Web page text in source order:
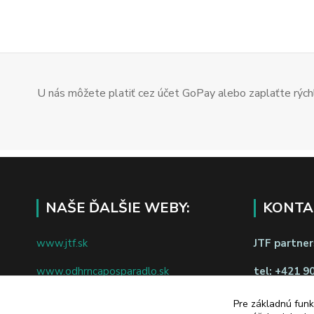
U nás môžete platiť cez účet GoPay alebo zaplaťte
NAŠE ĎALŠIE WEBY:
www.jtf.sk
www.odhrncaposparadlo.sk
JTF
tel: +421
napíšte nám
Pre základnú